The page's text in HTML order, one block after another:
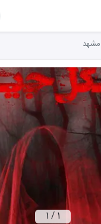
مشهد
1
/
1